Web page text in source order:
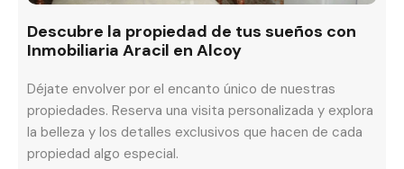
Descubre la propiedad de tus sueños con
Inmobiliaria Aracil en Alcoy
Déjate envolver por el encanto único de nuestras
propiedades. Reserva una visita personalizada y explora
la belleza y los detalles exclusivos que hacen de cada
propiedad algo especial.